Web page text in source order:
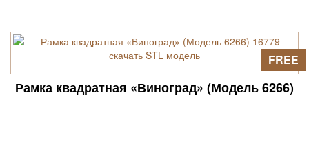
Рамка квадратная «Виноград» (Модель 6266)
FREE